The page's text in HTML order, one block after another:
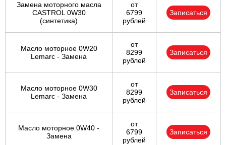
Замена моторного масла
CASTROL 0W30
(синтетика)
от
6799
рублей
Записаться
Масло моторное 0W20
Lemarc - Замена
от
8299
рублей
Записаться
Масло моторное 0W30
Lemarc - Замена
от
8299
рублей
Записаться
Масло моторное 0W40 -
Замена
от
6799
рублей
Записаться